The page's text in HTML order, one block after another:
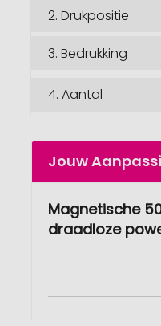
2. Drukpositie
3. Bedrukking
4. Aantal
Jouw
Magnetische
draadloze